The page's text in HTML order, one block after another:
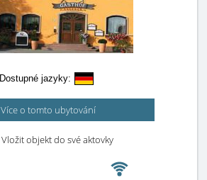
Dostupné jazyky:
Více o tomto ubytování
Vložit objekt do své aktovky